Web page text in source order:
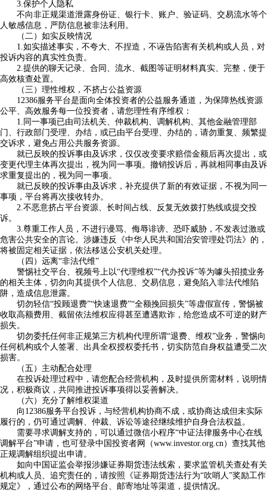
3.保护个人隐私
不向非正规渠道泄露身份证、银行卡、账户、验证码、交易流水等个
人敏感信息，严防信息被非法利用。
（二）如实反映情况
1.如实描述事实，不夸大、不捏造，不诬告陷害有关机构或人员，对
投诉内容的真实性负责。
2.提供的聊天记录、合同、流水、截图等证明材料真实、完整，便于
高效核查处置。
（三）理性维权，不挤占公益资源
12386服务平台是面向全体投资者的公益服务通道，为保障热线资源
公平、高效服务每一位投资者，请您理性有序维权：
1.同一事项已由司法机关、仲裁机构、调解机构、其他金融管理部
门、行政部门受理、办结，或已由平台受理、办结的，请勿重复、频繁提
交诉求，避免占用公共服务资源。
就已反映的投诉事由及诉求，仅仅改变要求赔偿金额后再次提出，或
变更代理主体再次提出，视为同一事项。撤销投诉后，再就相同事由及诉
求重复提出的，视为同一事项。
就已反映的投诉事由及诉求，补充提供了新的有效证据，不视为同一
事项，平台将再次接收转办。
2.不恶意挤占平台资源、长时间占线、反复无效拨打热线或提交投
诉。
3.尊重工作人员，不进行谩骂、侮辱诽谤、恐吓威胁，不发表过激或
危害公共安全的言论。涉嫌违反《中华人民共和国治安管理处罚法》的，
将被固定相关证据，依法移送公安机关处理。
（四）远离“非法代维”
警惕社交平台、视频号上以“代理维权”“代办投诉”等为噱头招揽业务
的相关主体，切勿向其提供个人信息、交易信息，避免陷入非法代维陷
阱，造成信息泄露。
切勿轻信“投顾退费”“快速退费”“全额挽回损失”等虚假宣传，警惕被
收取高额费用、截留依法维权应得甚至遭遇欺诈，给您造成不可逆的财产
损失。
切勿委托任何非正规第三方机构代理所谓“退费、维权”业务，警惕向
任何机构或个人签署、出具全权授权委托书，切实防范自身权益遭受二次
损害。
（五）主动配合处理
在投诉处理过程中，请您配合经营机构，及时提供所需材料，说明情
况，积极商议，共同推进投诉事项得以妥善解决。
（六）充分了解维权渠道
向12386服务平台投诉，与经营机构协商不成，或协商达成但未实际
履行的，仍可通过调解、仲裁、诉讼等途径继续维护自身合法权益。
需要寻求调解支持的，可以通过微信小程序“中证法律服务中心在线
调解平台”申请，也可登录中国投资者网（www.investor.org.cn）查找其他
正规调解组织提出申请。
如向中国证监会举报涉嫌证券期货违法线索，要求监管机关查处有关
机构或人员、追究责任的，请按照《证券期货违法行为“吹哨人”奖励工作
规定》，通过公布的网络平台、邮寄地址等渠道，提供情况。